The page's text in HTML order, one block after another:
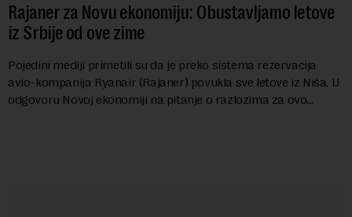
Rajaner za Novu ekonomiju: Obustavljamo letove
iz Srbije od ove zime
Pojedini mediji primetili su da je preko sistema rezervacija
avio-kompanija Ryanair (Rajaner) povukla sve letove iz Niša. U
odgovoru Novoj ekonomiji na pitanje o razlozima za ovo